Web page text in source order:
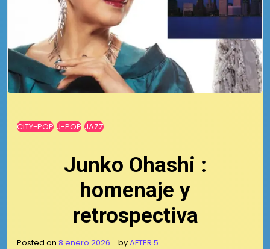
CITY-POP J-POP JAZZ
Junko Ohashi :
homenaje y
retrospectiva
Posted on 8 enero 2026 byAFTER 5